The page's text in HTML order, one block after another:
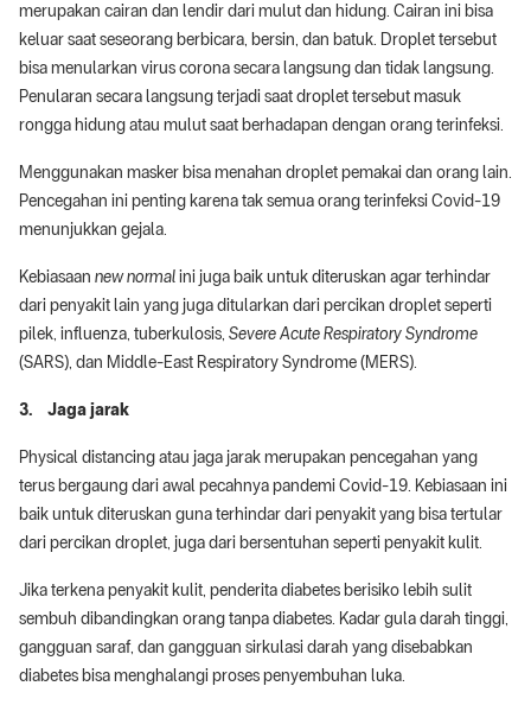
merupakan cairan dan lendir dari mulut dan hidung. Cairan ini bisa
keluar saat seseorang berbicara, bersin, dan batuk. Droplet tersebut
bisa menularkan virus corona secara langsung dan tidak langsung.
Penularan secara langsung terjadi saat droplet tersebut masuk
rongga hidung atau mulut saat berhadapan dengan orang terinfeksi.
Menggunakan masker bisa menahan droplet pemakai dan orang lain.
Pencegahan ini penting karena tak semua orang terinfeksi Covid-19
menunjukkan gejala.
Kebiasaan new normalini juga baik untuk diteruskan agar terhindar
dari penyakit lain yang juga ditularkan dari percikan droplet seperti
pilek, influenza, tuberkulosis, Severe Acute Respiratory Syndrome
(SARS), dan Middle-East Respiratory Syndrome (MERS).
3. Jaga jarak
Physical distancing atau jaga jarak merupakan pencegahan yang
terus bergaung dari awal pecahnya pandemi Covid-19. Kebiasaan ini
baik untuk diteruskan guna terhindar dari penyakit yang bisa tertular
dari percikan droplet, juga dari bersentuhan seperti penyakit kulit.
Jika terkena penyakit kulit, penderita diabetes berisiko lebih sulit
sembuh dibandingkan orang tanpa diabetes. Kadar gula darah tinggi,
gangguan saraf, dan gangguan sirkulasi darah yang disebabkan
diabetes bisa menghalangi proses penyembuhan luka.